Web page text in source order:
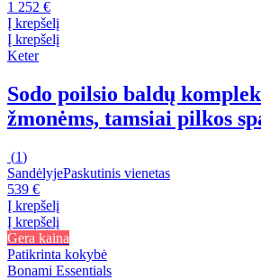
1 252 €
Į krepšelį
Į krepšelį
Keter
Sodo poilsio baldų
žmonėms, tamsiai pilkos
(1)
SandėlyjePaskutinis vienetas
539 €
Į krepšelį
Į krepšelį
Gera kaina
Patikrinta kokybė
Bonami Essentials